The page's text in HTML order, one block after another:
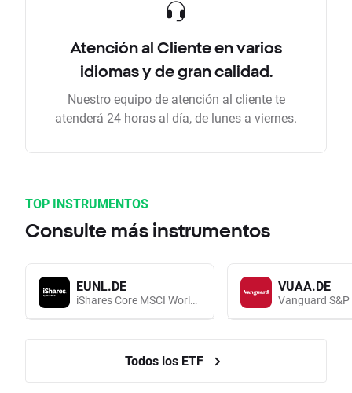
Atención al Cliente en varios
idiomas y de gran calidad.
Nuestro equipo de atención al cliente te
atenderá 24 horas al día, de lunes a viernes.
TOP INSTRUMENTOS
Consulte más instrumentos
EUNL.DE
iShares Core MSCI World UCITS (Acc EUR)
VUAA.DE
Todos los ETF